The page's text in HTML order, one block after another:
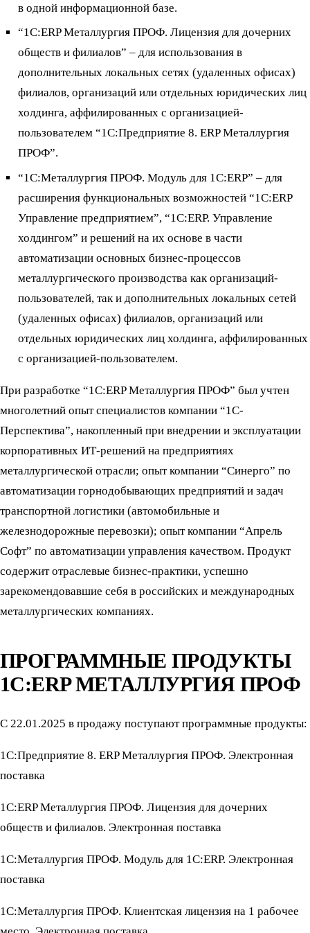
в одной информационной базе.
“1С:ERP Металлургия ПРОФ. Лицензия для дочерних
обществ и филиалов” – для использования в
дополнительных локальных сетях (удаленных офисах)
филиалов, организаций или отдельных юридических лиц
холдинга, аффилированных с организацией-
пользователем “1С:Предприятие 8. ERP Металлургия
ПРОФ”.
“1С:Металлургия ПРОФ. Модуль для 1С:ERP” – для
расширения функциональных возможностей “1С:ERP
Управление предприятием”, “1С:ERP. Управление
холдингом” и решений на их основе в части
автоматизации основных бизнес-процессов
металлургического производства как организаций-
пользователей, так и дополнительных локальных сетей
(удаленных офисах) филиалов, организаций или
отдельных юридических лиц холдинга, аффилированных
с организацией-пользователем.
При разработке “1С:ERP Металлургия ПРОФ” был учтен
многолетний опыт специалистов компании “1С-
Перспектива”, накопленный при внедрении и эксплуатации
корпоративных ИТ-решений на предприятиях
металлургической отрасли; опыт компании “Синерго” по
автоматизации горнодобывающих предприятий и задач
транспортной логистики (автомобильные и
железнодорожные перевозки); опыт компании “Апрель
Софт” по автоматизации управления качеством. Продукт
содержит отраслевые бизнес-практики, успешно
зарекомендовавшие себя в российских и международных
металлургических компаниях.
ПРОГРАММНЫЕ ПРОДУКТЫ
1С:ERP МЕТАЛЛУРГИЯ ПРОФ
С 22.01.2025 в продажу поступают программные продукты:
1С:Предприятие 8. ERP Металлургия ПРОФ. Электронная
поставка
1С:ERP Металлургия ПРОФ. Лицензия для дочерних
обществ и филиалов. Электронная поставка
1С:Металлургия ПРОФ. Модуль для 1С:ERP. Электронная
поставка
1С:Металлургия ПРОФ. Клиентская лицензия на 1 рабочее